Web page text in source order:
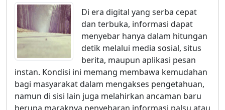
Di era digital yang serba cepat
dan terbuka, informasi dapat
menyebar hanya dalam hitungan
detik melalui media sosial, situs
berita, maupun aplikasi pesan
instan. Kondisi ini memang membawa kemudahan
bagi masyarakat dalam mengakses pengetahuan,
namun di sisi lain juga melahirkan ancaman baru